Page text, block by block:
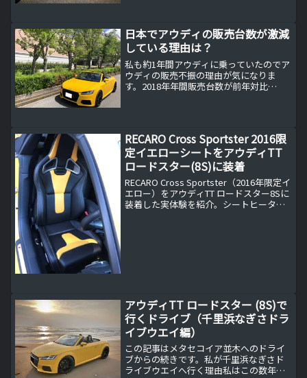
日本でアウディの販売台数が激減
している理由は？
私も約1年間アウディに乗っていたのでア
ウディの販売不振の理由が気になりま
す。2018年年間販売台数が前年対比
RECARO Cross Sportster 2016限
定イエローシートをアウディTT
ロードスター(8S)に装着
RECARO Cross Sportster（2016年限定イ
エロー）をアウディTT ロードスター8Sに
装着した実体験を紹介。シートヒーター
アウディTT ロードスター (8S)で
行くドライブ（千里浜なぎさドラ
イブウエイ編）
この記事はメタセコイア並木へのドライ
ブからの続きです。私が千里浜なぎさド
ライブウエイへ行く理由私はこの数年新